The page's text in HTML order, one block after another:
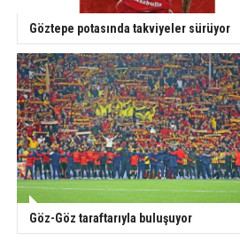
Göztepe potasında takviyeler sürüyor
Göz-Göz taraftarıyla buluşuyor